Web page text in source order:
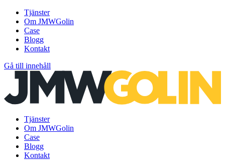
Tjänster
Om JMWGolin
Case
Blogg
Kontakt
Gå till innehåll
Tjänster
Om JMWGolin
Case
Blogg
Kontakt